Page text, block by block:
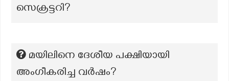
സെക്രട്ടറി?
മയിലിനെ ദേശീയ പക്ഷിയായി
അംഗീകരിച്ച വര്‍ഷം?